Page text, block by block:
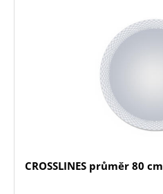
CROSSLINES průměr 80 cm